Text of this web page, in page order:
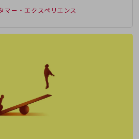
マー・エクスペリエンス